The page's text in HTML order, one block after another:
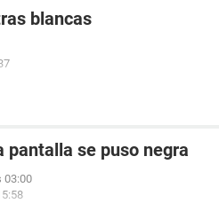
blancas
pantalla se puso negra
03:00